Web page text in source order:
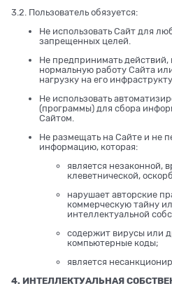
3.2. Пользователь обязуется:
Не использовать Сайт для
запрещенных целей.
Не предпринимать действий,
нормальную работу Сайта
нагрузку на его
Не использовать
(программы) для сбора
Сайтом.
Не размещать на Сайте и не
информацию, которая:
является незаконной,
клеветнической,
нарушает авторские
коммерческую тайну
интеллектуальной
содержит вирусы или
компьютерные коды;
является
4. ИНТЕЛЛЕКТУАЛЬНАЯ